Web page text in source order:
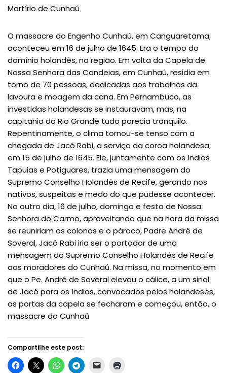
Martírio de Cunhaú
O massacre do Engenho Cunhaú, em Canguaretama,
aconteceu em 16 de julho de 1645. Era o tempo do
domínio holandês, na região. Em volta da Capela de
Nossa Senhora das Candeias, em Cunhaú, residia em
torno de 70 pessoas, dedicadas aos trabalhos da
lavoura e moagem da cana. Em Pernambuco, as
investidas holandesas se instauravam, mas, na
capitania do Rio Grande tudo parecia tranquilo.
Repentinamente, o clima tornou-se tenso com a
chegada de Jacó Rabi, a serviço da coroa holandesa,
em 15 de julho de 1645. Ele, juntamente com os índios
Tapuias e Potiguares, trazia uma mensagem do
Supremo Conselho Holandês de Recife, gerando nos
nativos, suspeitas e medo do que pudesse acontecer.
No outro dia, 16 de julho, domingo e festa de Nossa
Senhora do Carmo, aproveitando que na hora da missa
se reuniriam os colonos e o pároco, Padre André de
Soveral, Jacó Rabi iria ser o portador de uma
mensagem do Supremo Conselho Holandês de Recife
aos moradores do Cunhaú. Na missa, no momento em
que o Pe. André de Soveral elevou o cálice, a um sinal
de Jacó para os índios, convocados pelos holandeses,
as portas da capela se fecharam e começou, então, o
massacre do Cunhaú
Compartilhe este post: